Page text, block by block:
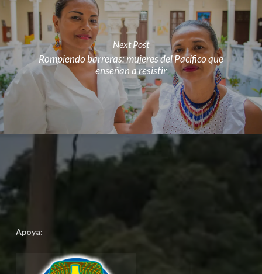
Next Post
Rompiendo barreras: mujeres del Pacífico que
enseñan a resistir
Apoya: